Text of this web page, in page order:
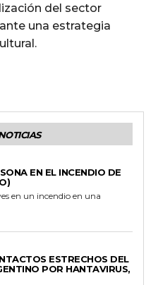
del sector
una estrategia
EN EL INCENDIO DE
en un incendio en una
ESTRECHOS DEL
POR HANTAVIRUS,